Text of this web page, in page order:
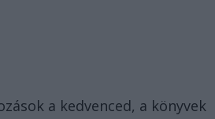
a kedvenced, a könyvek